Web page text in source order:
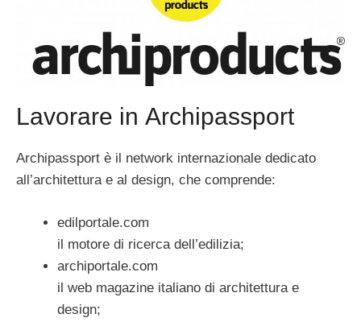
Lavorare in Archipassport
Archipassport è il network internazionale dedicato
all’architettura e al design, che comprende:
edilportale.com
il motore di ricerca dell’edilizia;
archiportale.com
il web magazine italiano di architettura e
design;